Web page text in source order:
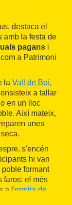
destaca el
amb la festa de
pagans i
a Patrimoni
la Vall de Boí,
a tallar
en un lloc
Així mateix,
unes
s'encén
hi van
formant
faros: el més
a l'ermita de